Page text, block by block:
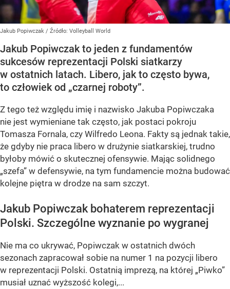
Jakub Popiwczak / Źródło: Volleyball World
Jakub Popiwczak to jeden z fundamentów
sukcesów reprezentacji Polski siatkarzy
w ostatnich latach. Libero, jak to często bywa,
to człowiek od „czarnej roboty”.
Z tego też względu imię i nazwisko Jakuba Popiwczaka
nie jest wymieniane tak często, jak postaci pokroju
Tomasza Fornala, czy Wilfredo Leona. Fakty są jednak takie,
że gdyby nie praca libero w drużynie siatkarskiej, trudno
byłoby mówić o skutecznej ofensywie. Mając solidnego
„szefa” w defensywie, na tym fundamencie można budować
kolejne piętra w drodze na sam szczyt.
Jakub Popiwczak bohaterem reprezentacji
Polski. Szczególne wyznanie po wygranej
Nie ma co ukrywać, Popiwczak w ostatnich dwóch
sezonach zapracował sobie na numer 1 na pozycji libero
w reprezentacji Polski. Ostatnią imprezą, na której „Piwko”
musiał uznać wyższość kolegi,...